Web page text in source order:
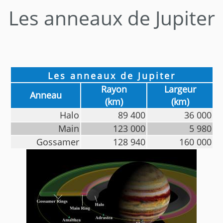
Les anneaux de Jupiter
Les anneaux de Jupiter
Anneau
Rayon
(km)
Largeur
(km)
Halo
89 400
36 000
Main
123 000
5 980
Gossamer
128 940 160 000